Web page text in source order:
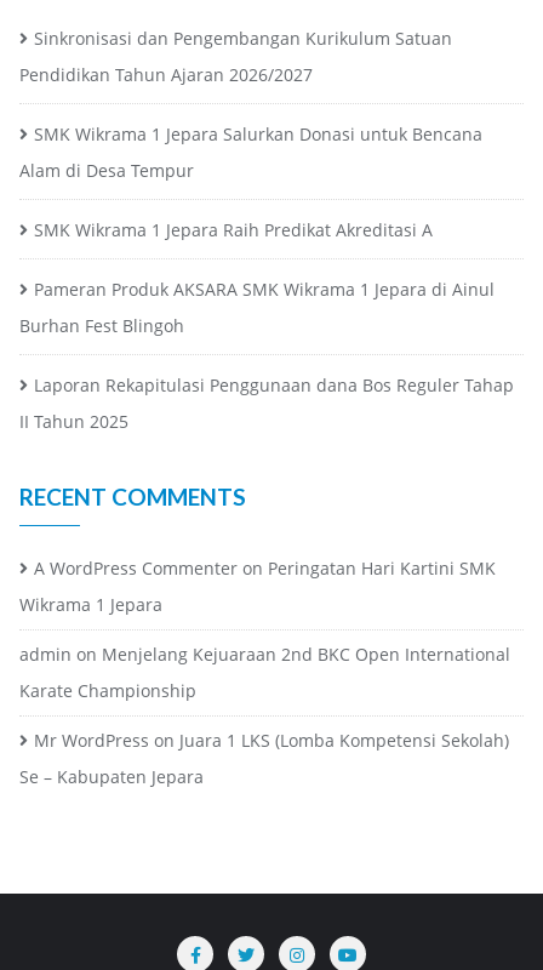
Sinkronisasi dan Pengembangan Kurikulum Satuan
Pendidikan Tahun Ajaran 2026/2027
SMK Wikrama 1 Jepara Salurkan Donasi untuk Bencana
Alam di Desa Tempur
SMK Wikrama 1 Jepara Raih Predikat Akreditasi A
Pameran Produk AKSARA SMK Wikrama 1 Jepara di Ainul
Burhan Fest Blingoh
Laporan Rekapitulasi Penggunaan dana Bos Reguler Tahap
II Tahun 2025
RECENT COMMENTS
A WordPress Commenter on Peringatan Hari Kartini SMK
Wikrama 1 Jepara
admin on Menjelang Kejuaraan 2nd BKC Open International
Karate Championship
Mr WordPress on Juara 1 LKS (Lomba Kompetensi Sekolah)
Se – Kabupaten Jepara